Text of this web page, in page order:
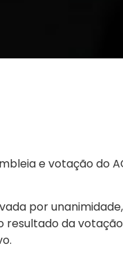
e votação do
por
resultado da